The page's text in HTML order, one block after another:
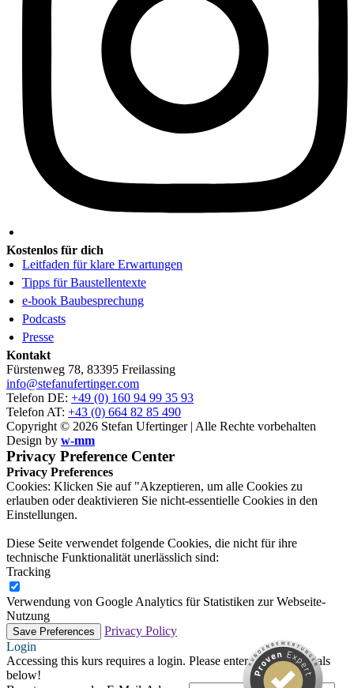
Kostenlos für dich
Leitfaden für klare Erwartungen
Tipps für Baustellentexte
e-book Baubesprechung
Podcasts
Presse
Kontakt
Fürstenweg 78, 83395 Freilassing
info@stefanufertinger.com
Telefon DE: +49 (0) 160 94 99 35 93
Telefon AT: +43 (0) 664 82 85 490
Copyright © 2026 Stefan Ufertinger | Alle Rechte vorbehalten
Design by w-mm
Privacy Preference Center
Privacy Preferences
Cookies: Klicken Sie auf "Akzeptieren, um alle Cookies zu
erlauben oder deaktivieren Sie nicht-essentielle Cookies in den
Einstellungen.
Diese Seite verwendet folgende Cookies, die nicht für ihre
technische Funktionalität unerlässlich sind:
Tracking
Verwendung von Google Analytics für Statistiken zur Webseite-
Nutzung
Privacy Policy
Login
Accessing this kurs requires a login. Please enter your credentials
below!